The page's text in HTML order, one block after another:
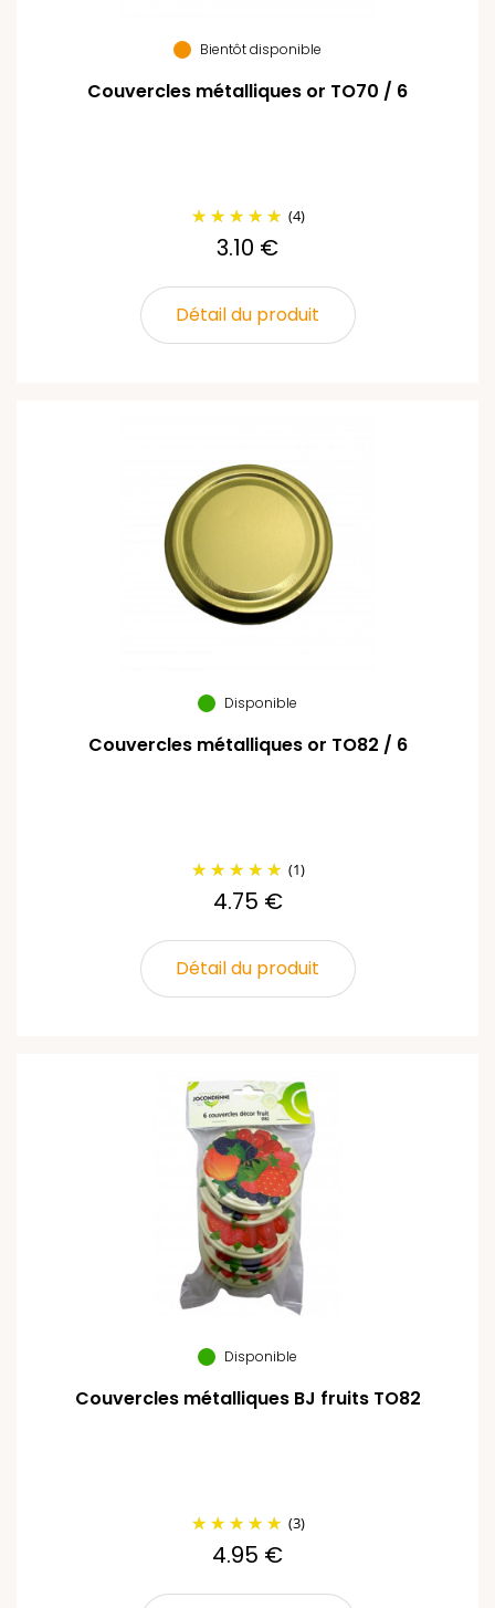
Bientôt disponible
Couvercles métalliques or TO70 / 6
(4)
3.10 €
Détail du produit
Disponible
Couvercles métalliques or TO82 / 6
(1)
4.75 €
Détail du produit
Disponible
Couvercles métalliques BJ fruits TO82
(3)
4.95 €